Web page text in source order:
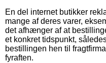
En del internet butikker
mange af deres varer,
det afhænger af at
et konkret tidspunkt,
bestillingen hen til
fyraften.